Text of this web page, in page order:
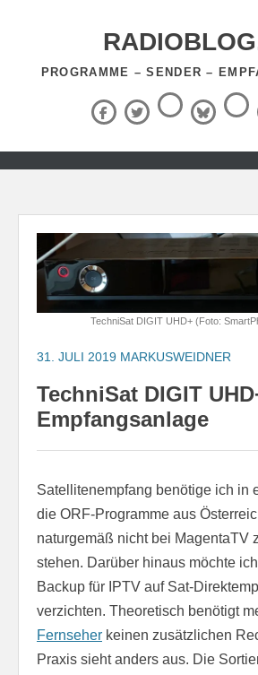
PROGRAMME – SENDER –
Facebook
X
(Twitter)
Threads
Zum
springen
TechniSat DIGIT UHD+ (Foto:
31. JULI 2019 MARKUSWEIDNER
TechniSat DIGIT
Empfangsanlage
Satellitenempfang benötige ich in
die ORF-Programme aus
naturgemäß nicht bei MagentaTV
stehen. Darüber hinaus möchte
Backup für IPTV auf Sat-
verzichten. Theoretisch benötigt
Fernseher keinen zusätzlichen
Praxis sieht anders aus. Die